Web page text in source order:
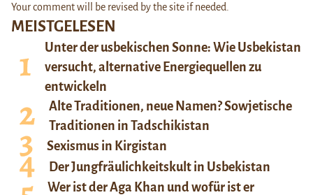
MEISTGELESEN
Unter der usbekischen Sonne: Wie Usbekistan
versucht, alternative Energiequellen zu
entwickeln
Alte Traditionen, neue Namen? Sowjetische
Traditionen in Tadschikistan
Sexismus in Kirgistan
Der Jungfräulichkeitskult in Usbekistan
Wer ist der Aga Khan und wofür ist er
Your comment will be revised by the site if needed.